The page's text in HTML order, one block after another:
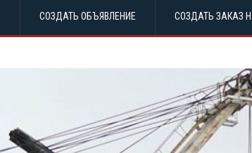
СОЗДАТЬ ОБЪЯВЛЕНИЕ СОЗДАТЬ ЗАКАЗ